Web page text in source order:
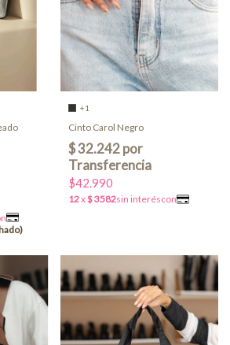
+1
Cinto Carol Negro
$42.990